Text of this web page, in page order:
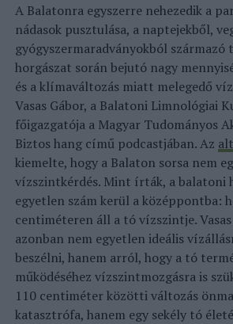
A Balatonra egyszerre nehezedik a
nádasok pusztulása, a naptejekből,
gyógyszermaradványokból származó
horgászat során bejutó nagy
és a klímaváltozás miatt melegedő
Vasas Gábor, a Balatoni Limnológiai
főigazgatója a Magyar Tudományos
Biztos hang című podcastjában. Az
kiemelte, hogy a Balaton sorsa nem
vízszintkérdés. Mint írták, a balatoni
egyetlen szám kerül a középpontba:
centiméteren áll a tó vízszintje.
azonban nem egyetlen ideális
beszélni, hanem arról, hogy a tó
működéséhez vízszintmozgásra is
110 centiméter közötti változás
katasztrófa, hanem egy sekély tó